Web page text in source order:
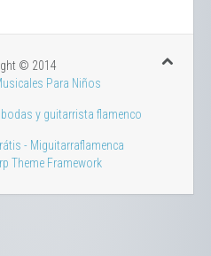
© 2014
Para Niños
y guitarrista flamenco
- Miguitarraflamenca
Theme Framework